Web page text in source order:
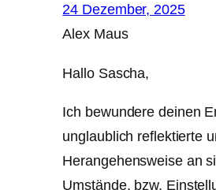
24 Dezember, 2025
Alex Maus
Hallo Sascha,
Ich bewundere deinen
unglaublich reflektierte
Herangehensweise an
Umstände, bzw.